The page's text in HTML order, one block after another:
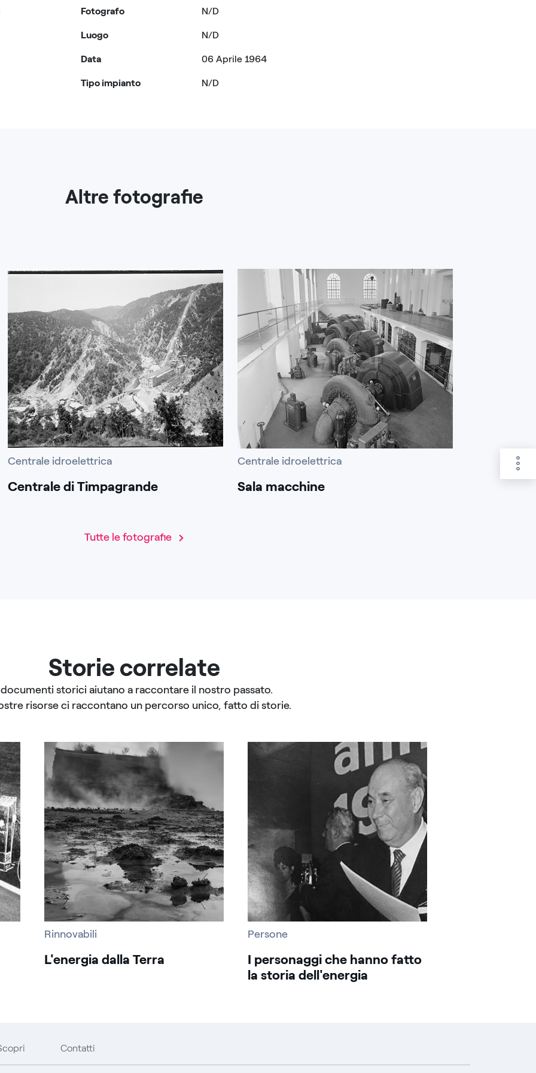
Fotografo
Luogo
Data
Tipo impianto
N/D
N/D
06 Aprile 1964
N/D
Altre fotografie
Centrale idroelettrica
Centrale di Timpagrande
Centrale idroelettrica
Sala macchine
Tutte le fotografie
Storie correlate
storici aiutano a raccontare il nostro passato.
risorse ci raccontano un percorso unico, fatto di storie.
Rinnovabili
L'energia dalla Terra
Persone
I personaggi che hanno fatto
la storia dell'energia
Contatti